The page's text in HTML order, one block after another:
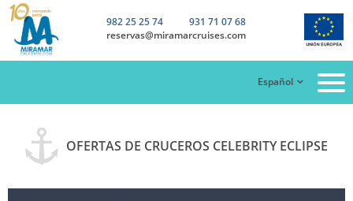
982 25 25 74
931 71 07 68
reservas@miramarcruises.com
Español
OFERTAS DE CRUCEROS CELEBRITY ECLIPSE